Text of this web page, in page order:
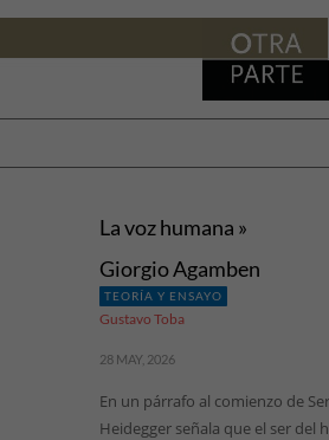
La voz humana »
Giorgio Agamben
TEORÍA Y ENSAYO
Gustavo Toba
28 MAY, 2026
En un párrafo al comienzo de
Heidegger señala que el ser del